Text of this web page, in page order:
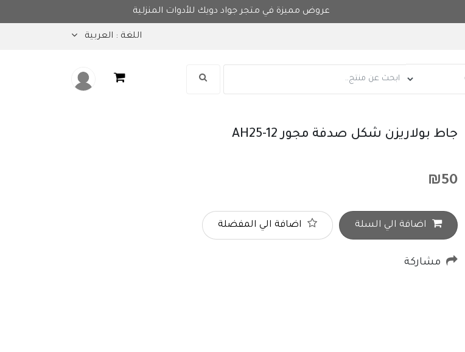
عروض مميزة في متجر جواد دويك للأدوات المنزلية
اللغة : العربية
جاط بولاريزن شكل صدفة مجور AH25-12
₪50
اضافة الي السلة اضافة الي المفضلة
مشاركة